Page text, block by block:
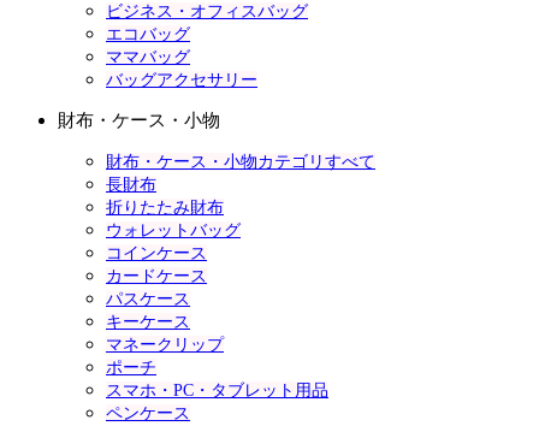
ビジネス・オフィスバッグ
エコバッグ
ママバッグ
バッグアクセサリー
財布・ケース・小物
財布・ケース・小物カテゴリすべて
長財布
折りたたみ財布
ウォレットバッグ
コインケース
カードケース
パスケース
キーケース
マネークリップ
ポーチ
スマホ・PC・タブレット用品
ペンケース